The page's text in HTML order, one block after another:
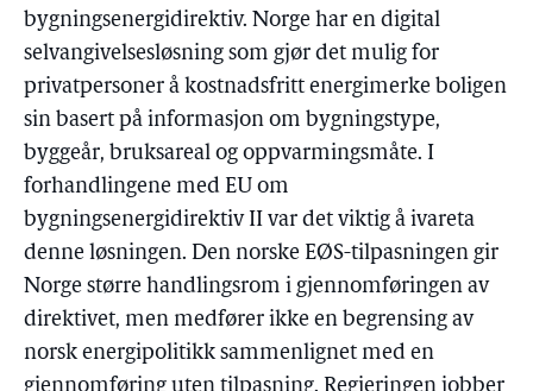
bygningsenergidirektiv. Norge har en digital
selvangivelsesløsning som gjør det mulig for
privatpersoner å kostnadsfritt energimerke boligen
sin basert på informasjon om bygningstype,
byggeår, bruksareal og oppvarmingsmåte. I
forhandlingene med EU om
bygningsenergidirektiv II var det viktig å ivareta
denne løsningen. Den norske EØS-tilpasningen gir
Norge større handlingsrom i gjennomføringen av
direktivet, men medfører ikke en begrensing av
norsk energipolitikk sammenlignet med en